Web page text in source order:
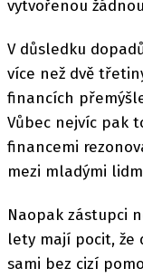
vytvořenou
V důsledku
více než dvě
financích
Vůbec nejvíc pak
financemi
mezi mladými
Naopak zástupci
lety mají pocit, že
sami bez cizí